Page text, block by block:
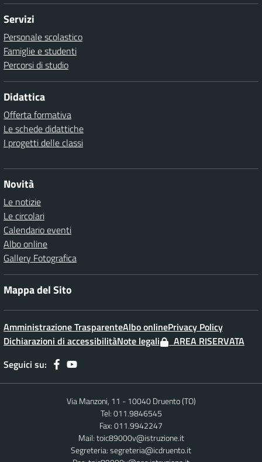
Servizi
Personale scolastico
Famiglie e studenti
Percorsi di studio
Didattica
Offerta formativa
Le schede didattiche
I progetti delle classi
Novità
Le notizie
Le circolari
Calendario eventi
Albo online
Gallery Fotografica
Mappa del Sito
Amministrazione TrasparenteAlbo onlinePrivacy Policy
Dichiarazioni di accessibilitàNote legali
AREA RISERVATA
Seguici su:
Via Manzoni, 11 - 10040 Druento (TO)
Tel: 011.9846545
Fax: 011.9942247
Mail:toic89000v@istruzione.it
Segreteria:segreteria@icdruento.it